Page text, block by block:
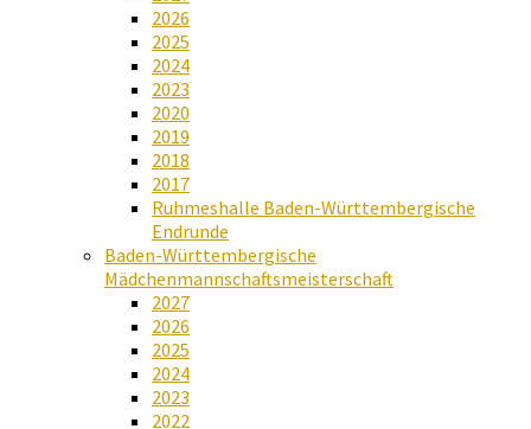
2026
2025
2024
2023
2020
2019
2018
2017
Ruhmeshalle Baden-Württembergische
Endrunde
Baden-Württembergische
Mädchenmannschaftsmeisterschaft
2027
2026
2025
2024
2023
2022